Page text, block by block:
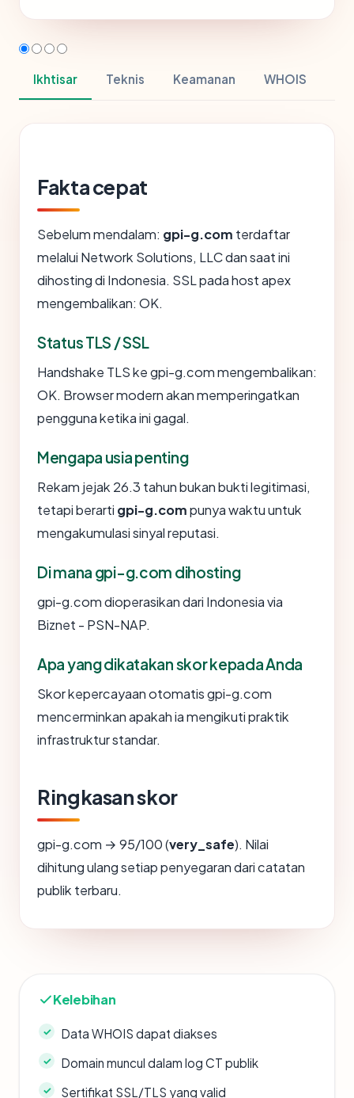
Ikhtisar Teknis Keamanan WHOIS
Fakta cepat
Sebelum mendalam: gpi-g.com terdaftar
melalui Network Solutions, LLC dan saat ini
dihosting di Indonesia. SSL pada host apex
mengembalikan: OK.
Status TLS / SSL
Handshake TLS ke gpi-g.com mengembalikan:
OK. Browser modern akan memperingatkan
pengguna ketika ini gagal.
Mengapa usia penting
Rekam jejak 26.3 tahun bukan bukti legitimasi,
tetapi berarti gpi-g.compunya waktu untuk
mengakumulasi sinyal reputasi.
Di mana gpi-g.com dihosting
gpi-g.com dioperasikan dari Indonesia via
Biznet - PSN-NAP.
Apa yang dikatakan skor kepada Anda
Skor kepercayaan otomatis gpi-g.com
mencerminkan apakah ia mengikuti praktik
infrastruktur standar.
Ringkasan skor
gpi-g.com → 95/100 (very_safe). Nilai
dihitung ulang setiap penyegaran dari catatan
publik terbaru.
Kelebihan
Data WHOIS dapat diakses
Domain muncul dalam log CT publik
Sertifikat SSL/TLS yang valid